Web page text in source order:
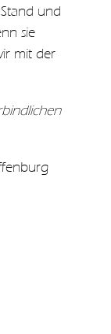
und
sie
mit der